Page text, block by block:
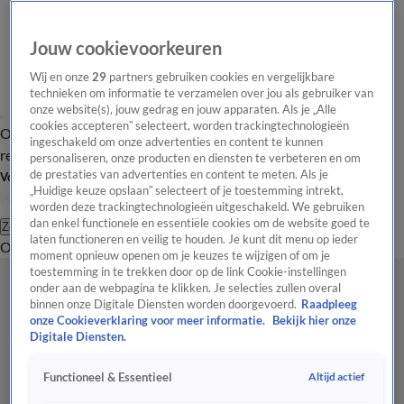
Overzicht Laatste nieuws Regionieuws Het beste van Hart
Tip de
redactie
Volg Hart van Nederland
Zoeken
OverzichtRegioUitzendingenWeerTip de redactiePanelVideo's
Jouw cookievoorkeuren
Wij en onze29 partners gebruiken cookies en vergelijkbare
technieken om informatie te verzamelen over jou als gebruiker van
onze website(s), jouw gedrag en jouw apparaten. Als je „Alle
cookies accepteren” selecteert, worden trackingtechnologieën
ingeschakeld om onze advertenties en content te kunnen
personaliseren, onze producten en diensten te verbeteren en om
de prestaties van advertenties en content te meten. Als je
„Huidige keuze opslaan” selecteert of je toestemming intrekt,
worden deze trackingtechnologieën uitgeschakeld. We gebruiken
dan enkel functionele en essentiële cookies om de website goed te
laten functioneren en veilig te houden. Je kunt dit menu op ieder
moment opnieuw openen om je keuzes te wijzigen of om je
toestemming in te trekken door op de link Cookie-instellingen
onder aan de webpagina te klikken. Je selecties zullen overal
binnen onze Digitale Diensten worden doorgevoerd. Raadpleeg
onze Cookieverklaring voor meer informatie.
Bekijk hier onze
Digitale Diensten.
Functioneel & Essentieel Altijd actief